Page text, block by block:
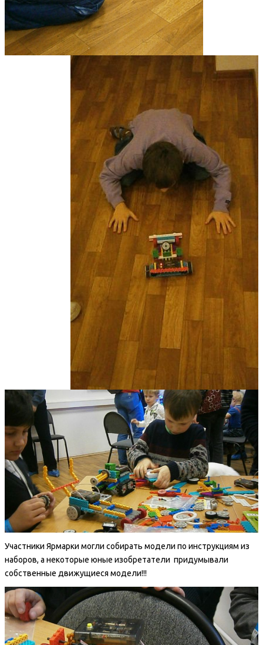
Участники Ярмарки могли собирать модели по инструкциям из
наборов, а некоторые юные изобретатели придумывали
собственные движущиеся модели!!!